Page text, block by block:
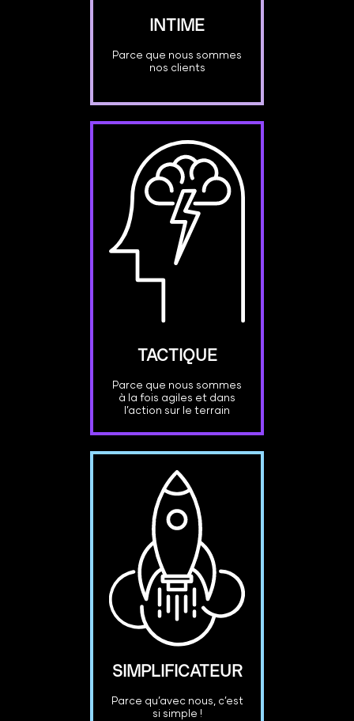
INTIME
Parce que nous sommes
nos clients
TACTIQUE
Parce que nous sommes
à la fois agiles et dans
l’action sur le terrain
SIMPLIFICATEUR
Parce qu’avec nous, c’est
si simple !